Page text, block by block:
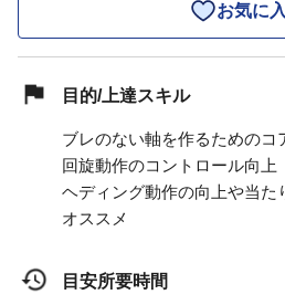
お気に
目的/上達スキル
ブレのない軸を作るためのコ
回旋動作のコントロール向上
ヘディング動作の向上や当た
オススメ
目安所要時間